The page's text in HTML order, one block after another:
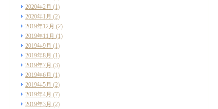
2020年2月 (1)
2020年1月 (2)
2019年12月 (2)
2019年11月 (1)
2019年9月 (1)
2019年8月 (1)
2019年7月 (3)
2019年6月 (1)
2019年5月 (2)
2019年4月 (7)
2019年3月 (2)